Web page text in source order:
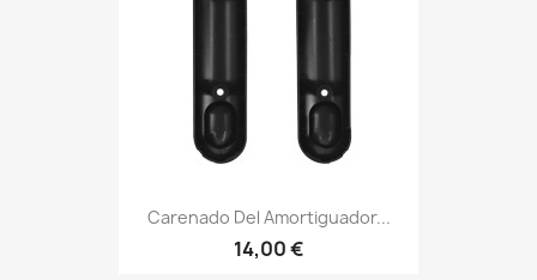
Carenado Del Amortiguador...
14,00 €